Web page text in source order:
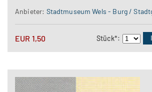
Anbieter: Stadtmuseum Wels - Burg /
EUR 1,50 Stück*: